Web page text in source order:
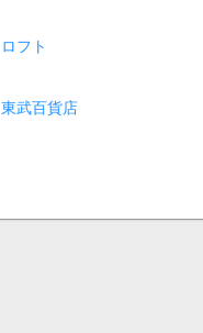
ロフト
東武百貨店